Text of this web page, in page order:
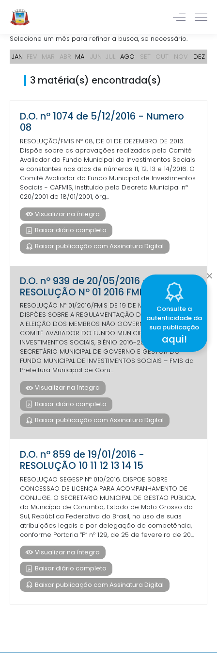
Selecione um mês para refinar a busca, se necessário.
JAN FEV MAR ABR MAI JUN JUL AGO SET OUT NOV DEZ
3 matéria(s) encontrada(s)
D.O. nº 1074 de 5/12/2016 - Numero
08
RESOLUÇÃO/FMIS Nº 08, DE 01 DE DEZEMBRO DE 2016.
Dispõe sobre as aprovações realizadas pelo Comitê
Avaliador do Fundo Municipal de Investimentos Sociais
e constantes nas atas de números 11, 12, 13 e 14/2016. O
Comitê Avaliador do Fundo Municipal de Investimentos
Sociais - CAFMIS, instituído pelo Decreto Municipal nº
020/2001 de 18/01/2001, órg...
Visualizar na íntegra
Baixar diário completo
Baixar publicação com Assinatura Digital
D.O. nº 939 de 20/05/2016 -
RESOLUÇÃO Nº 01 2016 FMIS
RESOLUÇÃO Nº 01/2016/FMIS DE 19 DE MAIO DE 2016.
DISPÕES SOBRE A REGULAMENTAÇÃO DA VOTAÇÃO PARA
A ELEIÇÃO DOS MEMBROS NÃO GOVERNAMENTAIS DO
COMITÊ AVALIADOR DO FUNDO MUNICIPAL DE
INVESTIMENTOS SOCIAIS, BIÊNIO 2016-2018. O
SECRETÁRIO MUNICIPAL DE GOVERNO E GESTOR DO
FUNDO MUNICIPAL DE INVESTIMENTOS SOCIAIS – FMIS da
Prefeitura Municipal de Coru...
Visualizar na íntegra
Baixar diário completo
Baixar publicação com Assinatura Digital
D.O. nº 859 de 19/01/2016 -
RESOLUÇÃO 10 11 12 13 14 15
RESOLUÇAO SEGESP Nº 010/2016. DISPOE SOBRE
CONCESSAO DE LICENÇA PARA ACOMPANHAMENTO DE
CONJUGE. O SECRETARIO MUNICIPAL DE GESTAO PUBLICA,
do Município de Corumbá, Estado de Mato Grosso do
Sul, República Federativa do Brasil, no uso de suas
atribuições legais e por delegação de competência,
conforme Portaria “P” nº 129, de 25 de fevereiro de 20...
Visualizar na íntegra
Baixar diário completo
Baixar publicação com Assinatura Digital
Consulte a
autenticidade da
sua publicação
aqui!